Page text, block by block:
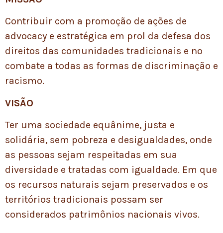
Contribuir com a promoção de ações de
advocacy e estratégica em prol da defesa dos
direitos das comunidades tradicionais e no
combate a todas as formas de discriminação e
racismo.
VISÃO
Ter uma sociedade equânime, justa e
solidária, sem pobreza e desigualdades, onde
as pessoas sejam respeitadas em sua
diversidade e tratadas com igualdade. Em que
os recursos naturais sejam preservados e os
territórios tradicionais possam ser
considerados patrimônios nacionais vivos.